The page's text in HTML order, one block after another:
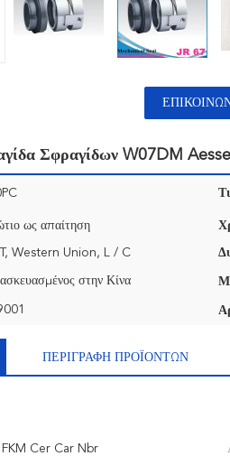
Σφραγίδων W07DM
ως απαίτηση
T, Western Union, L / C
στην Κίνα
ΠΕΡΙΓΡΑΦΉ ΠΡΟΪΌΝΤΩΝ
FKM Cer Car Nbr